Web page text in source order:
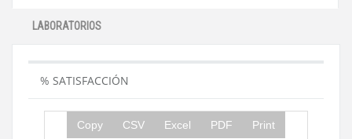
LABORATORIOS
% SATISFACCIÓN
Copy CSV Excel PDF Print